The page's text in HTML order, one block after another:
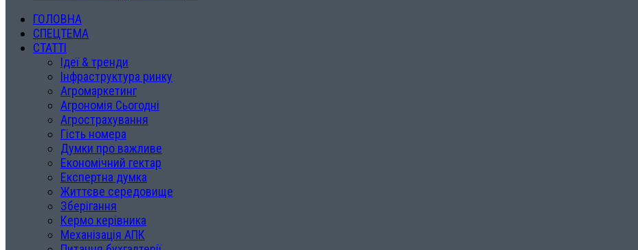
ГОЛОВНА
СПЕЦТЕМА
СТАТТІ
Ідеї & тренди
Інфраструктура ринку
Агромаркетинг
Агрономія Сьогодні
Агрострахування
Гість номера
Думки про важливе
Економічний гектар
Експертна думка
Життєве середовище
Зберігання
Кермо керівника
Механізація АПК